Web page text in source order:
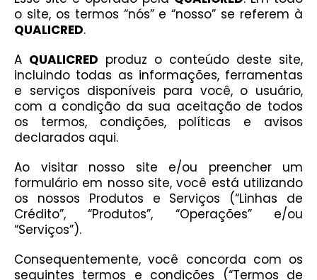
o site, os termos “nós” e “nosso” se referem à
QUALICRED.
A QUALICRED produz o conteúdo deste site,
incluindo todas as informações, ferramentas
e serviços disponíveis para você, o usuário,
com a condição da sua aceitação de todos
os termos, condições, políticas e avisos
declarados aqui.
Ao visitar nosso site e/ou preencher um
formulário em nosso site, você está utilizando
os nossos Produtos e Serviços (“Linhas de
Crédito”, “Produtos”, “Operações” e/ou
“Serviços”).
Consequentemente, você concorda com os
seguintes termos e condições (“Termos de